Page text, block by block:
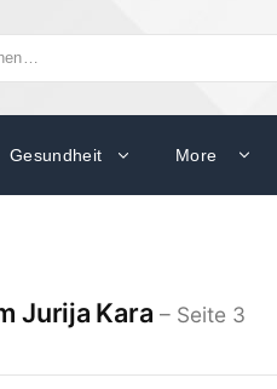
Gesundheit More
Jurija Kara – Seite 3